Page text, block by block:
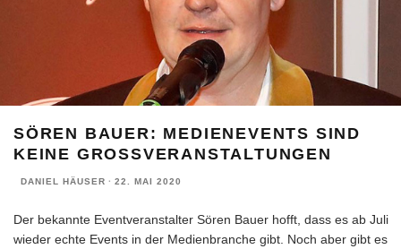
SÖREN BAUER: MEDIENEVENTS SIND
KEINE GROSSVERANSTALTUNGEN
DANIEL HÄUSER · 22. MAI 2020
Der bekannte Eventveranstalter Sören Bauer hofft, dass es ab Juli
wieder echte Events in der Medienbranche gibt. Noch aber gibt es